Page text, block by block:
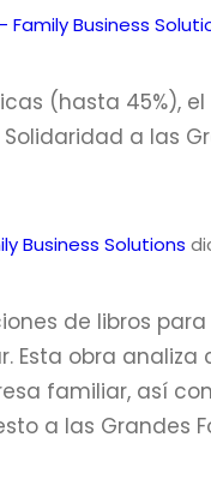
Business
(hasta 45%),
a las
Business Solutions
de libros
Esta obra
familiar, así
a las Grandes